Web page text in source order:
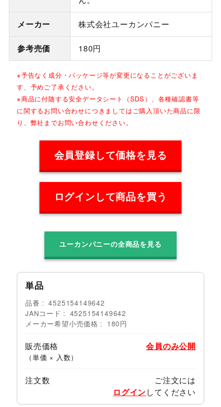
メーカー 株式会社ユーカンパニー
参考売価 180円
※予告なく成分・パッケージ等が変更になることがございま
す、予めご了承ください。
※商品に付随する安全データシート（SDS）、各種確認書等
に関するお問い合わせにつきましてはご購入頂いた商品に限
り、弊社までお問い合わせください。
会員登録して価格を見る
ログインして商品を買う
ユーカンパニーの全商品を見る
単品
品番
4525154149642
JANコード
4525154149642
メーカー希望小売価格
180円
販売価格
（単価 × 入数）
会員のみ公開
注文数
ご注文には
ログインしてください